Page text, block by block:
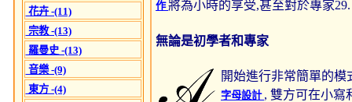
花卉 -(11)
宗教 -(13)
羅曼史 -(13)
音樂 -(9)
東方 -(4)
作將為小時的享受,甚至對於專家29.
無論是初學者和專家
開始進行非常簡單的模
字母設計 , 雙方可在小寫